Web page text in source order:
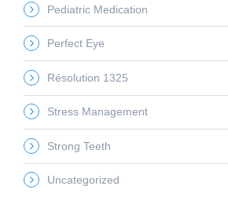
Pediatric Medication
Perfect Eye
Résolution 1325
Stress Management
Strong Teeth
Uncategorized